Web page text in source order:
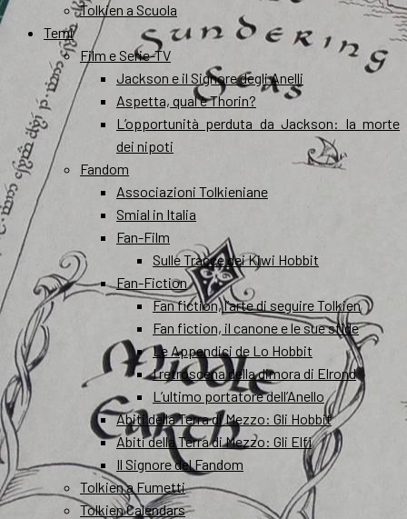
Tolkien a Scuola
Temi
Film e Serie-TV
Jackson e il Signore degli Anelli
Aspetta, qual è Thorin?
L’opportunità perduta da Jackson: la morte
dei nipoti
Fandom
Associazioni Tolkieniane
Smial in Italia
Fan-Film
Sulle Tracce dei Kiwi Hobbit
Fan-Fiction
Fan fiction, l’arte di seguire Tolkien
Fan fiction, il canone e le sue sfide
Le Appendici de Lo Hobbit
I retroscena della dimora di Elrond
L’ultimo portatore dell’Anello
Abiti della Terra di Mezzo: Gli Hobbit
Abiti della Terra di Mezzo: Gli Elfi
Il Signore del Fandom
Tolkien a Fumetti
Tolkien Calendars